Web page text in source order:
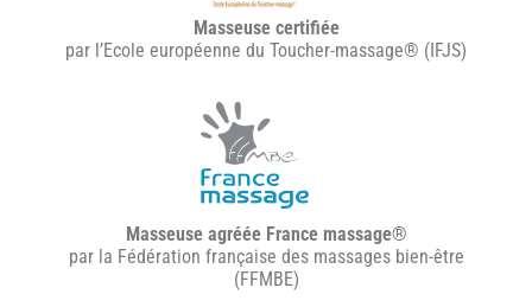
Masseuse certifiée
par l’Ecole européenne du Toucher-massage® (IFJS)
Masseuse agréée France massage®
par la Fédération française des massages bien-être
(FFMBE)